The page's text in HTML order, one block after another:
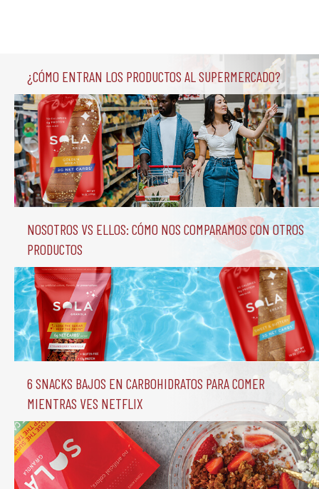
¿Cómo entran los productos al supermercado?
Nosotros vs Ellos: Cómo nos comparamos con otros
productos
6 Snacks Bajos en Carbohidratos para comer
mientras ves Netflix